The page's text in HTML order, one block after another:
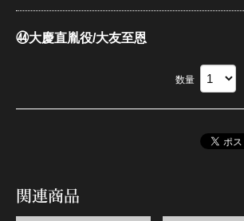
㊹大慶直胤役/大友至恩
数量
関連商品